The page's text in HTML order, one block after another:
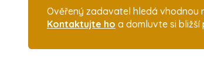
Ověřený zadavatel hledá vhodnou
Kontaktujte ho a domluvte si bližší